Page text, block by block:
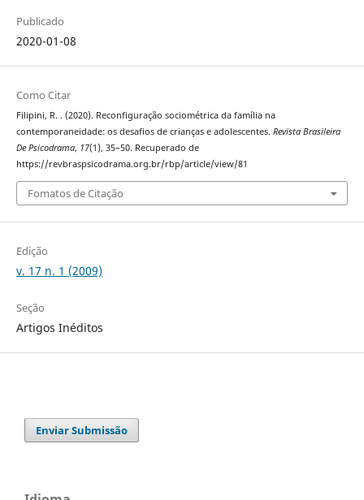
Publicado
2020-01-08
Como Citar
Filipini, R. . (2020). Reconfiguração sociométrica da família na
contemporaneidade: os desafios de crianças e adolescentes. Revista Brasileira
De Psicodrama, 17(1), 35–50. Recuperado de
https://revbraspsicodrama.org.br/rbp/article/view/81
Fomatos de Citação
Edição
v. 17 n. 1 (2009)
Seção
Artigos Inéditos
Enviar Submissão